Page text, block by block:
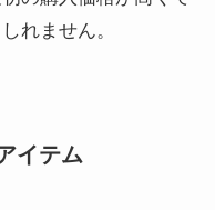
れません。
イテム